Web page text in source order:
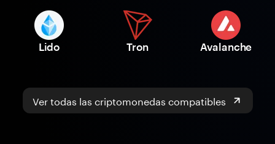
Lido Tron Avalanche
Ver todas las criptomonedas compatibles